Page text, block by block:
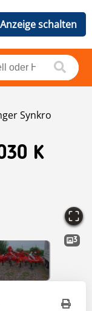
schalten
Synkro
K
3